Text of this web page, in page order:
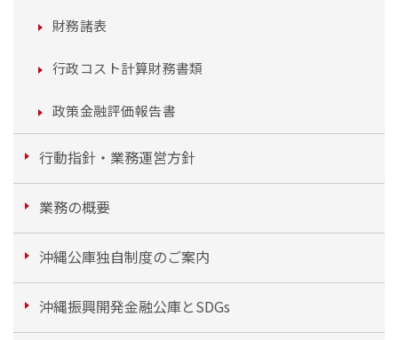
財務諸表
行政コスト計算財務書類
政策金融評価報告書
行動指針・業務運営方針
業務の概要
沖縄公庫独自制度のご案内
沖縄振興開発金融公庫とSDGs